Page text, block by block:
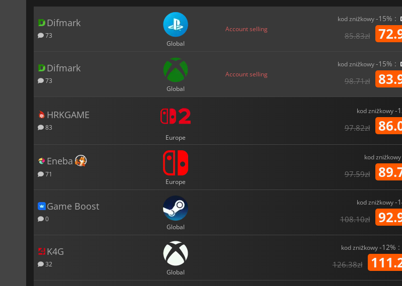
Difmark
73
Global
Account selling
kod zniżkowy-15% :
85.83zł
Difmark
73
Global
Account selling
kod zniżkowy-15% :
98.71zł
HRKGAME
83
Europe
kod zniżkowy-
97.82zł
Eneba
71
Europe
kod zniżkowy
97.59zł
Game Boost
0
Global
kod zniżkowy-
108.10zł
K4G
32
Global
kod zniżkowy-12% :
126.38zł